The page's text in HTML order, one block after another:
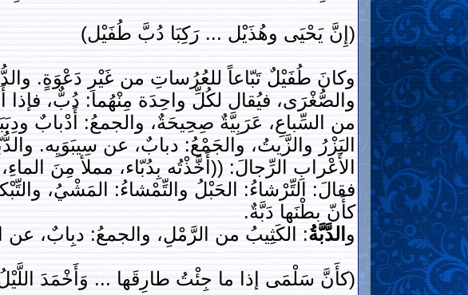
(إِنَّ يَحْيَى وهُذَيْل ... رَكِبَا دُبَّ طُفَيْل)
وكانَ طُفَيْلٌ تَبّاعاً للعُرُساتِ من غَيْرِ دَعْوَةٍ.
والصُّغْرَى، فيُقال لكُلِّ واحِدَة مِنْهُما: دُبٌّ، فإذا
من السِّباعِ، عَرَبِيَّةٌ صِحِيحَةٌ، والجمعُ: أَدْبابٌ
البَزْرُ والزَّيتُ، والجَمْعُ: دبابٌ، عن سِيبَوَيِه.
الأَعْرابِ الرِّجالَ: ((أَخَّذْتُه بِدُبّاء، مملأ مِنَ
فقالَ: التِّرْشاءُ: الحَبْلُ والتِّمْشاءُ: المَشْيُ،
كأَنّ بطْنَها دَبَّةٌ.
و الدَّبَّةُ: الكَثِيبُ من الرَّمْلِ، والجمعُ: دبِابٌ، عن
(كأَنَّ سَلْمَى إذا ما جِئْتُ طارِقَها ... وَأَخْمَدَ